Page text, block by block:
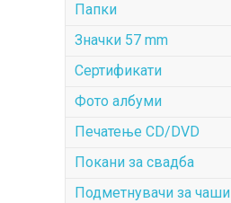
Папки
Значки 57 mm
Сертификати
Фото албуми
Печатење CD/DVD
Покани за свадба
Подметнувачи за чаши